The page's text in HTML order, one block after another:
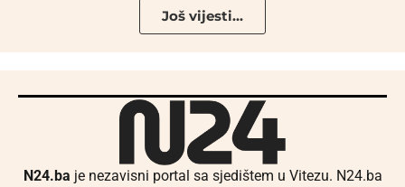
Još vijesti...
N24.ba je nezavisni portal sa sjedištem u Vitezu. N24.ba